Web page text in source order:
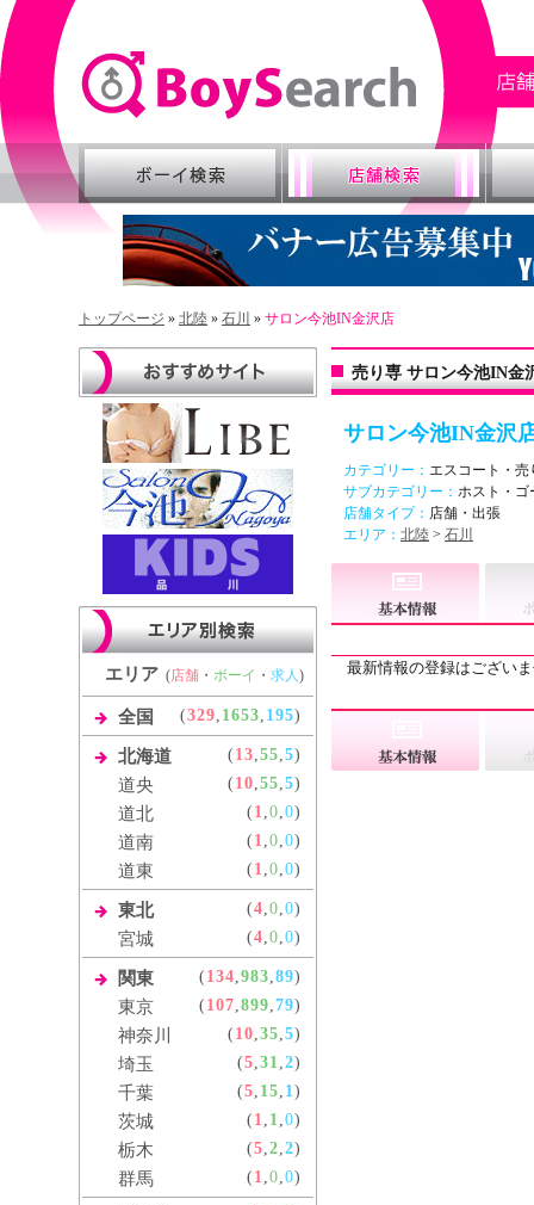
トップページ » 北陸 » 石川 » サロン今池IN金沢店
エリア (店舗 ・ ボーイ ・ 求人)
全国 (329, 1653, 195)
北海道 ( 13,55,5)
道央 ( 10,55,5)
道北 ( 1,0,0)
道南 ( 1,0,0)
道東 ( 1,0,0)
東北 (4,0,0)
宮城 (4,0,0)
関東 ( 134,983,89)
東京 ( 107,899,79)
神奈川 ( 10,35,5)
埼玉 (5,31,2)
千葉 (5, 15, 1)
茨城 ( 1, 1,0)
栃木 (5,2,2)
群馬 ( 1,0,0)
売り専 サロン今池IN金
サロン今池IN金沢
カテゴリー： エスコート・売
サブカテゴリー： ホスト・ゴ
店舗タイプ： 店舗・出張
エリア： 北陸 > 石川
最新情報の登録はござい